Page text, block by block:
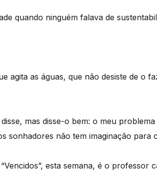
quando ninguém falava de
agita as águas, que não desiste de o
mas disse-o bem: o meu
sonhadores não tem imaginação para
esta semana, é o professor